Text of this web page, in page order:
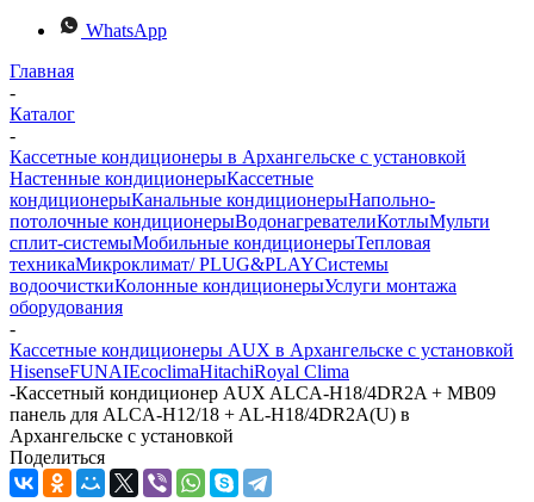
WhatsApp
Главная
-
Каталог
-
Кассетные кондиционеры в Архангельске с установкой
Настенные кондиционерыКассетные
кондиционерыКанальные кондиционерыНапольно-
потолочные кондиционерыВодонагревателиКотлыМульти
сплит-системыМобильные кондиционерыТепловая
техникаМикроклимат/ PLUG&PLAYСистемы
водоочисткиКолонные кондиционерыУслуги монтажа
оборудования
-
Кассетные кондиционеры AUX в Архангельске с установкой
HisenseFUNAIEcoclimaHitachiRoyal Clima
-Кассетный кондиционер AUX ALCA-H18/4DR2A + MB09
панель для ALCA-H12/18 + AL-H18/4DR2A(U) в
Архангельске с установкой
Поделиться